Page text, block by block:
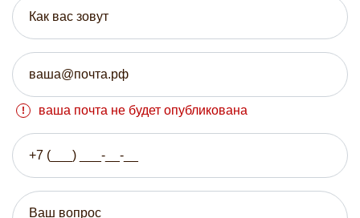
ваша почта не будет опубликована